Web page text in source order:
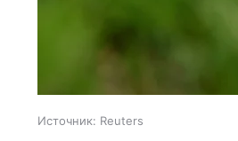
Источник: Reuters